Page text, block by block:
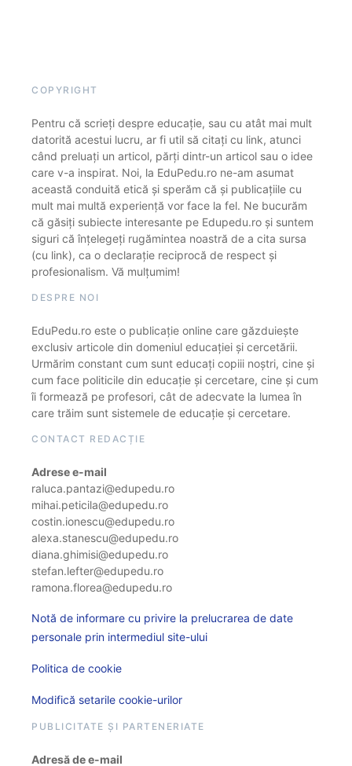
COPYRIGHT
Pentru că scrieți despre educație, sau cu atât mai mult
datorită acestui lucru, ar fi util să citați cu link, atunci
când preluați un articol, părți dintr-un articol sau o idee
care v-a inspirat. Noi, la EduPedu.ro ne-am asumat
această conduită etică și sperăm că și publicațiile cu
mult mai multă experiență vor face la fel. Ne bucurăm
că găsiți subiecte interesante pe Edupedu.ro și suntem
siguri că înțelegeți rugămintea noastră de a cita sursa
(cu link), ca o declarație reciprocă de respect și
profesionalism. Vă mulțumim!
DESPRE NOI
EduPedu.ro este o publicație online care găzduiește
exclusiv articole din domeniul educației și cercetării.
Urmărim constant cum sunt educați copiii noștri, cine și
cum face politicile din educație și cercetare, cine și cum
îi formează pe profesori, cât de adecvate la lumea în
care trăim sunt sistemele de educație și cercetare.
CONTACT REDACȚIE
Adrese e-mail
raluca.pantazi@edupedu.ro
mihai.peticila@edupedu.ro
costin.ionescu@edupedu.ro
alexa.stanescu@edupedu.ro
diana.ghimisi@edupedu.ro
stefan.lefter@edupedu.ro
ramona.florea@edupedu.ro
Notă de informare cu privire la prelucrarea de date
personale prin intermediul site-ului
Politica de cookie
Modifică setarile cookie-urilor
PUBLICITATE ȘI PARTENERIATE
Adresă de e-mail